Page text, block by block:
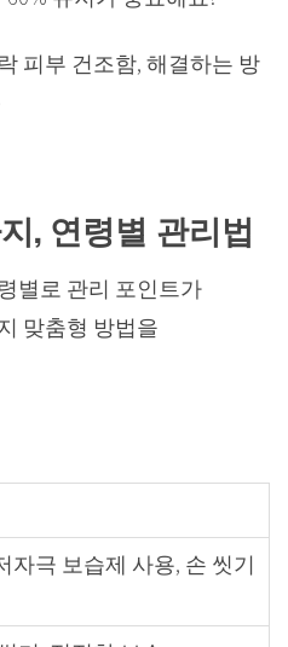
피부 건조함, 해결하는 방
, 연령별 관리법
별로 관리 포인트가
맞춤형 방법을
자극 보습제 사용, 손 씻기